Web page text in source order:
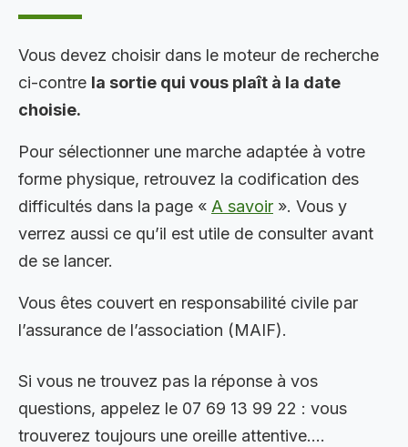
Vous devez choisir dans le moteur de recherche
ci-contre la sortie qui vous plaît à la date
choisie.
Pour sélectionner une marche adaptée à votre
forme physique, retrouvez la codification des
difficultés dans la page « A savoir ». Vous y
verrez aussi ce qu’il est utile de consulter avant
de se lancer.
Vous êtes couvert en responsabilité civile par
l’assurance de l’association (MAIF).
Si vous ne trouvez pas la réponse à vos
questions, appelez le 07 69 13 99 22 : vous
trouverez toujours une oreille attentive….